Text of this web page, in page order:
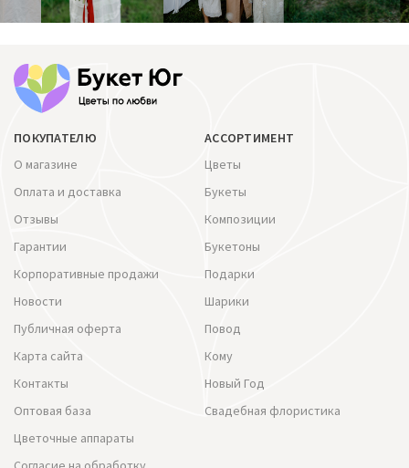
ПОКУПАТЕЛЮ
О магазине
Оплата и доставка
Отзывы
Гарантии
Корпоративные продажи
Новости
Публичная оферта
Карта сайта
Контакты
Оптовая база
Цветочные аппараты
АССОРТИМЕНТ
Цветы
Букеты
Композиции
Букетоны
Подарки
Шарики
Повод
Кому
Новый Год
Свадебная флористика